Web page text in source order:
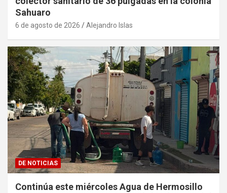
Sahuaro
6 de agosto de 2026 Alejandro Islas
DE NOTICIAS
Continúa este miércoles Agua de Hermosillo